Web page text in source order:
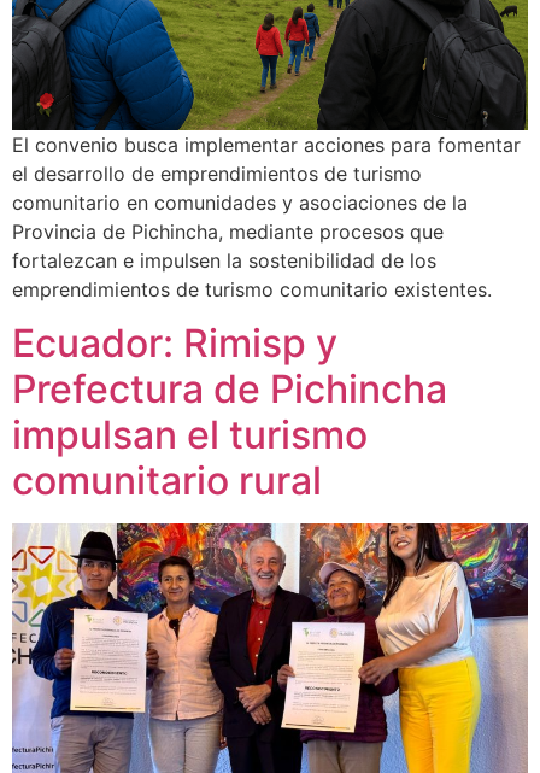
El convenio busca implementar acciones para fomentar
el desarrollo de emprendimientos de turismo
comunitario en comunidades y asociaciones de la
Provincia de Pichincha, mediante procesos que
fortalezcan e impulsen la sostenibilidad de los
emprendimientos de turismo comunitario existentes.
Ecuador: Rimisp y
Prefectura de Pichincha
impulsan el turismo
comunitario rural